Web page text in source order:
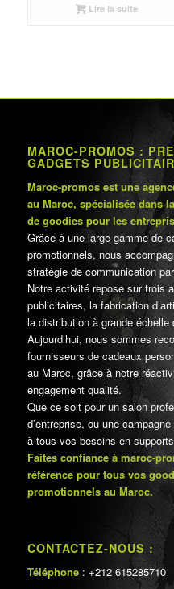
Lire la suite
MAROC-PROMOS :
GADGETS
Maroc-promos est une
au Maroc, spécialisée dans
de goodies pour les
Grâce à une large gamme de
promotionnels, nous
stratégie de communication
Notre activité repose sur trois
publicitaires, la fabrication
la distribution à grande
Aujourd’hui, nous sommes
fournisseurs de cadeaux
au Maroc, grâce à notre
engagement qualité.
Que ce soit pour un salon
d’entreprise, ou une
à tous vos besoins en
Faites confiance à maroc-
référence pour tous vos
promotionnels au Maroc.
CONTACTEZ-NOUS :
Téléphone : +212 615285710